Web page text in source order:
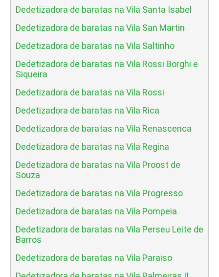
Dedetizadora de baratas na Vila Santa Isabel
Dedetizadora de baratas na Vila San Martin
Dedetizadora de baratas na Vila Saltinho
Dedetizadora de baratas na Vila Rossi Borghi e
Siqueira
Dedetizadora de baratas na Vila Rossi
Dedetizadora de baratas na Vila Rica
Dedetizadora de baratas na Vila Renascenca
Dedetizadora de baratas na Vila Regina
Dedetizadora de baratas na Vila Proost de
Souza
Dedetizadora de baratas na Vila Progresso
Dedetizadora de baratas na Vila Pompeia
Dedetizadora de baratas na Vila Perseu Leite de
Barros
Dedetizadora de baratas na Vila Paraiso